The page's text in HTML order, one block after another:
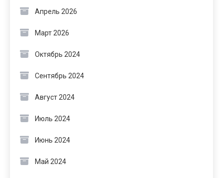
Апрель 2026
Март 2026
Октябрь 2024
Сентябрь 2024
Август 2024
Июль 2024
Июнь 2024
Май 2024